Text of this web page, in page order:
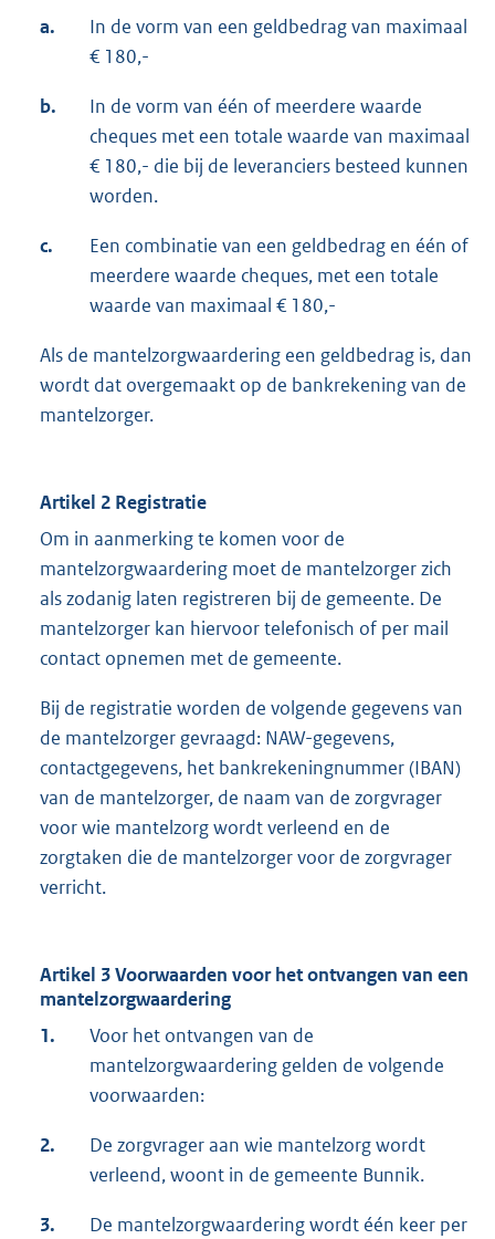
a.
In de vorm van een geldbedrag van maximaal
€ 180,-
b.
In de vorm van één of meerdere waarde
cheques met een totale waarde van maximaal
€ 180,- die bij de leveranciers besteed kunnen
worden.
c.
Een combinatie van een geldbedrag en één of
meerdere waarde cheques, met een totale
waarde van maximaal € 180,-
Als de mantelzorgwaardering een geldbedrag is, dan
wordt dat overgemaakt op de bankrekening van de
mantelzorger.
Artikel 2 Registratie
Om in aanmerking te komen voor de
mantelzorgwaardering moet de mantelzorger zich
als zodanig laten registreren bij de gemeente. De
mantelzorger kan hiervoor telefonisch of per mail
contact opnemen met de gemeente.
Bij de registratie worden de volgende gegevens van
de mantelzorger gevraagd: NAW-gegevens,
contactgegevens, het bankrekeningnummer (IBAN)
van de mantelzorger, de naam van de zorgvrager
voor wie mantelzorg wordt verleend en de
zorgtaken die de mantelzorger voor de zorgvrager
verricht.
Artikel 3 Voorwaarden voor het ontvangen van een
mantelzorgwaardering
1.
Voor het ontvangen van de
mantelzorgwaardering gelden de volgende
voorwaarden:
2.
De zorgvrager aan wie mantelzorg wordt
verleend, woont in de gemeente Bunnik.
3.
De mantelzorgwaardering wordt één keer per